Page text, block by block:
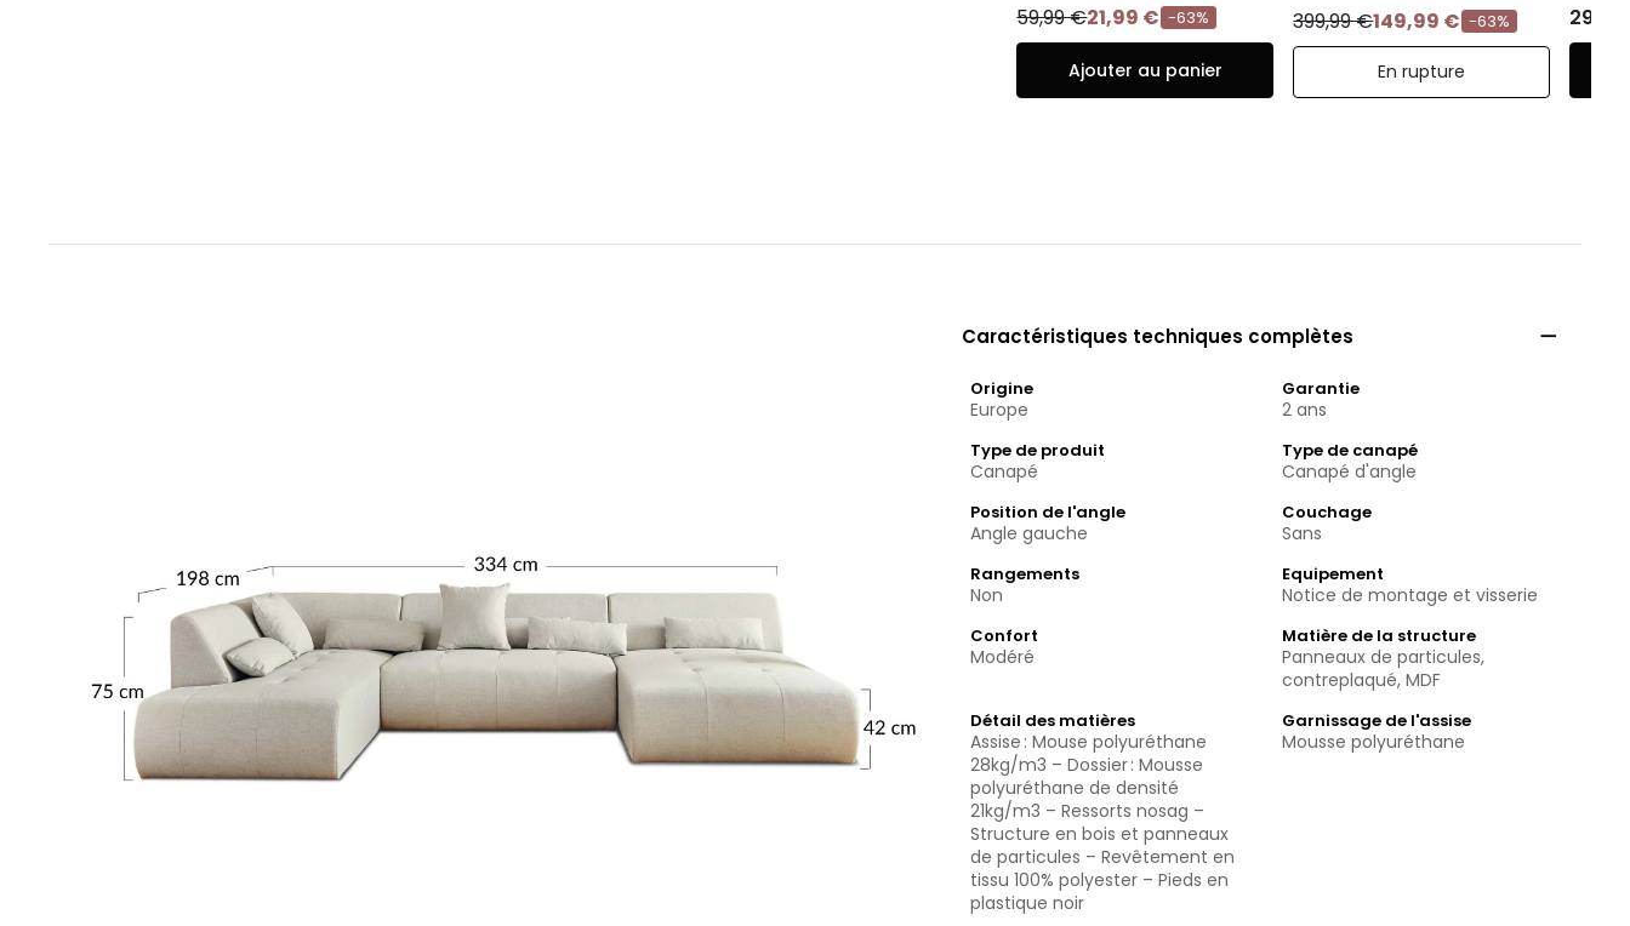
59,99 €21,99 € -63%
Ajouter au panier
399,99 €149,99 € -63%
En rupture
Caractéristiques techniques complètes 
Origine
Europe
Garantie
2 ans
Type de produit
Canapé
Type de canapé
Canapé d'angle
Position de l'angle
Angle gauche
Couchage
Sans
Rangements
Non
Equipement
Notice de montage et visserie
Confort
Modéré
Matière de la structure
Panneaux de particules,
contreplaqué, MDF
Détail des matières
Assise : Mouse polyuréthane
28kg/m3 – Dossier : Mousse
polyuréthane de densité
21kg/m3 – Ressorts nosag –
Structure en bois et panneaux
de particules – Revêtement en
tissu 100% polyester – Pieds en
plastique noir
Garnissage de l'assise
Mousse polyuréthane